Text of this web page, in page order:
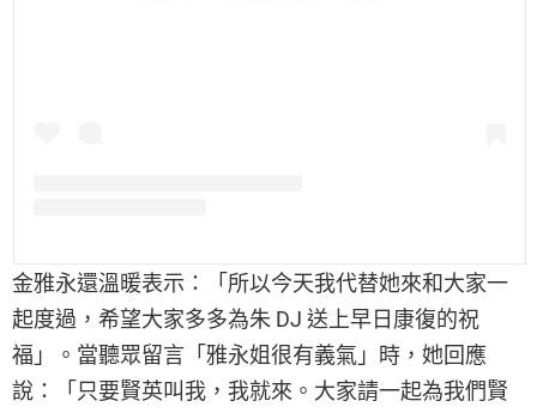
金雅永還溫暖表示：「所以今天我代替她來和大家一
起度過，希望大家多多為朱 DJ 送上早日康復的祝
福」。當聽眾留言「雅永姐很有義氣」時，她回應
說：「只要賢英叫我，我就來。大家請一起為我們賢